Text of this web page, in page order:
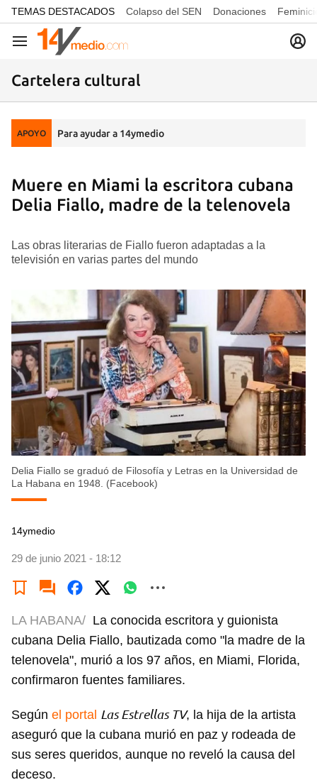
common.go-to-content
TEMAS DESTACADOS Colapso del SEN Donaciones
Navegación
Cartelera cultural
APOYO Para ayudar a 14ymedio
Muere en Miami la escritora cubana
Delia Fiallo, madre de la telenovela
Las obras literarias de Fiallo fueron adaptadas a la
televisión en varias partes del mundo
Delia Fiallo se graduó de Filosofía y Letras en la Universidad de
La Habana en 1948. (Facebook)
14ymedio
29 de junio 2021 - 18:12
LA HABANA/ La conocida escritora y guionista
cubana Delia Fiallo, bautizada como "la madre de la
telenovela", murió a los 97 años, en Miami, Florida,
confirmaron fuentes familiares.
Según el portal Las Estrellas TV, la hija de la artista
aseguró que la cubana murió en paz y rodeada de
sus seres queridos, aunque no reveló la causa del
deceso.